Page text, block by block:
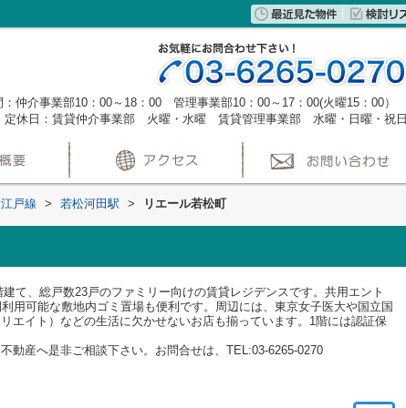
：仲介事業部10：00～18：00 管理事業部10：00～17：00(火曜15：00）
定休日：賃貸仲介事業部 火曜・水曜 賃貸管理事業部 水曜・日曜・祝日
戸線 > 若松河田駅 > リエール若松町
て、総戸数23戸のファミリー向けの賃貸レジデンスです。共用エント
用可能な敷地内ゴミ置場も便利です。周辺には、東京女子医大や国立国
エイト）などの生活に欠かせないお店も揃っています。1階には認証保
動産へ是非ご相談下さい。お問合せは、TEL:03-6265-0270